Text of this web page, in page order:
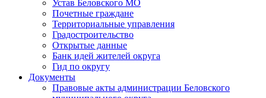
Устав Беловского МО
Почетные граждане
Территориальные управления
Градостроительство
Открытые данные
Банк идей жителей округа
Гид по округу
Документы
Правовые акты администрации Беловского